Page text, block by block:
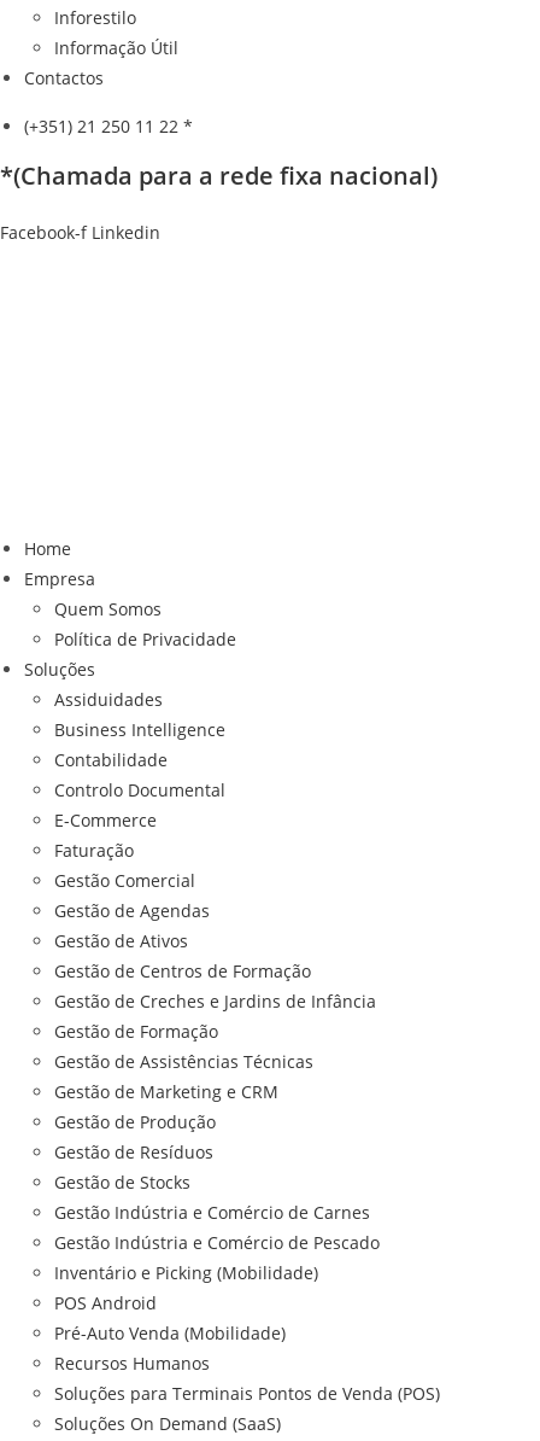
Inforestilo
Informação Útil
Contactos
(+351) 21 250 11 22 *
*(Chamada para a rede fixa nacional)
Facebook-f Linkedin
Home
Empresa
Quem Somos
Política de Privacidade
Soluções
Assiduidades
Business Intelligence
Contabilidade
Controlo Documental
E-Commerce
Faturação
Gestão Comercial
Gestão de Agendas
Gestão de Ativos
Gestão de Centros de Formação
Gestão de Creches e Jardins de Infância
Gestão de Formação
Gestão de Assistências Técnicas
Gestão de Marketing e CRM
Gestão de Produção
Gestão de Resíduos
Gestão de Stocks
Gestão Indústria e Comércio de Carnes
Gestão Indústria e Comércio de Pescado
Inventário e Picking (Mobilidade)
POS Android
Pré-Auto Venda (Mobilidade)
Recursos Humanos
Soluções para Terminais Pontos de Venda (POS)
Soluções On Demand (SaaS)